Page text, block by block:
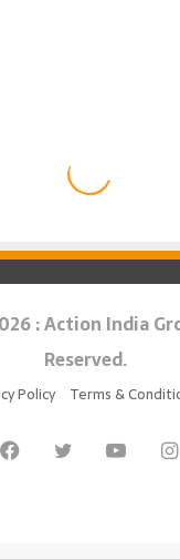
: Action India
Reserved.
Policy Terms &
FacebookTwitter